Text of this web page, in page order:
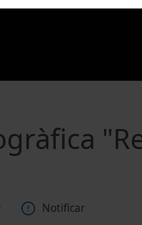
Notificar